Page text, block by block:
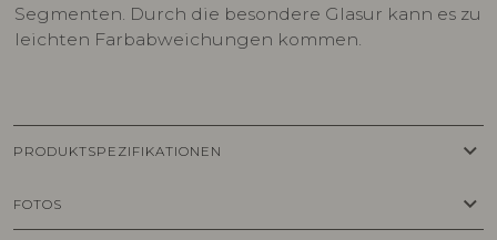
Segmenten. Durch die besondere Glasur kann es zu
leichten Farbabweichungen kommen.
PRODUKTSPEZIFIKATIONEN keyboard_arrow_down
FOTOS keyboard_arrow_down